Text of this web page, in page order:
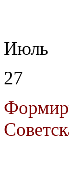
Июль
27